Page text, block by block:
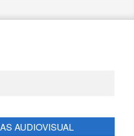
AUDIOVISUAL